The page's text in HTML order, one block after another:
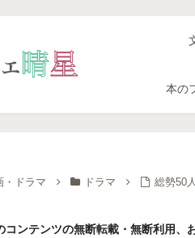
本の
・ドラマ ドラマ
総勢50
コンテンツの無断転載・無断利用